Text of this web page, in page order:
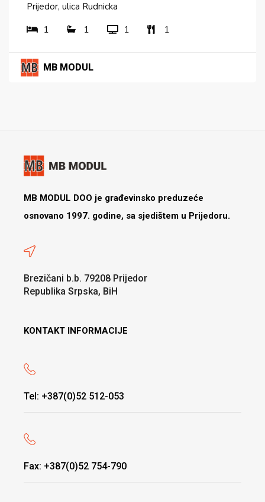
Prijedor, ulica Rudnicka
1
1 1 1
MB MODUL
MB MODUL DOO je građevinsko preduzeće
osnovano 1997. godine, sa sjedištem u Prijedoru.
Brezičani b.b. 79208 Prijedor
Republika Srpska, BiH
KONTAKT INFORMACIJE
Tel: +387(0)52 512-053
Fax: +387(0)52 754-790